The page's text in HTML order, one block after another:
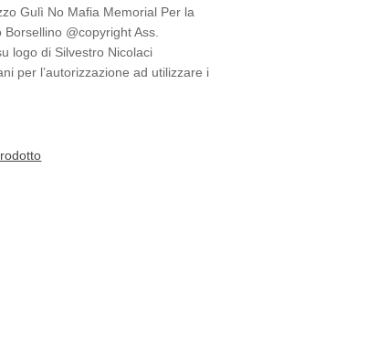
Gulì No Mafia Memorial Per la
@copyright Ass.
logo di Silvestro Nicolaci
per l’autorizzazione ad utilizzare i